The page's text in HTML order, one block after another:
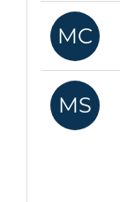
MC
MS